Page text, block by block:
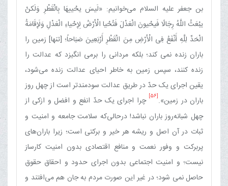
بن جعفر علیه السلام می‌خوانیم: «لَیسَ‏ یحْییهَا بِالْقَطْرِ وَلَکنْ
یبْعَثُ اللَّهُ رِجَالًا فَیحْیونَ الْعَدْلَ فَتُحْیا الْأَرْضُ لِإِحْیاءِ الْعَدْلِ وَلَإِقَامَةُ
الْحَدِّ لِلَّهِ أَنْفَعُ فِی الْأَرْضِ مِنَ الْقَطْرِ أَرْبَعِینَ صَبَاحاً؛ [تنها] زمین را
باران زنده نمی کند؛ بلکه مردانی را برمی انگیزد که عدالت را
زنده کنند، سپس زمین به خاطر احیای عدالت زنده می‌شود،
یقین اجرای یک حدّ در طریق عدالت سودمندتر است از چهل روز
باران در زمین».[56] چرا اجرای یک حدّ انفع و افضل و ازکی از
چهل شبانه‌روز باران نباشد! درحالی‌که‏ سلامت جامعه و امنیت‏ و
ثبات در آن اصل و ریشه هر خیر و برکتی است؛ زیرا باران‌های
پربرکت و وفور نعمت و منافع اقتصادی بدون امنیت‏ کارساز
نیست؛ و امنیت‏ اجتماعی بدون اجرای حدود و احقاق حقوق
حاصل نمی شود؛ در غیر این صورت مردم به جان هم می‌افتند و